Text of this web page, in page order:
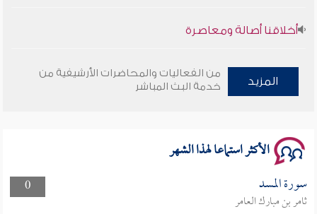
سلسلة محاضرات نفحات رمضانية 1444هـ
المزيد
من الفعاليات والمحاضرات الأرشيفية من
خدمة البث المباشر
الأكثر استماعا لهذا الشهر
0 سورة المسد
ثامر بن مبارك العامر